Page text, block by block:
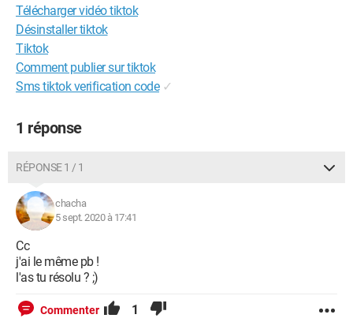
Télécharger vidéo tiktok
Désinstaller tiktok
Tiktok
Comment publier sur tiktok
Sms tiktok verification code ✓
1 réponse
RÉPONSE 1 / 1
chacha
5 sept. 2020 à 17:41
Cc
j'ai le même pb !
l'as tu résolu ? ;)
Commenter 1